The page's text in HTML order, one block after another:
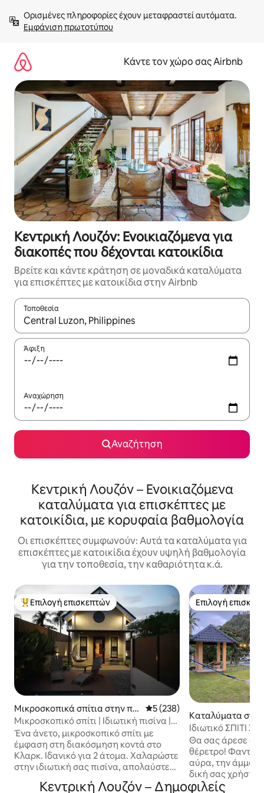
στο
περιεχόμενοΕμφάνιση πρωτοτύπου
Κάντε τον χώρο σας Airbnb
Κεντρική Λουζόν: Ενοικιαζόμενα για
διακοπές που δέχονται κατοικίδια
Βρείτε και κάντε κράτηση σε μοναδικά καταλύματα
για επισκέπτες με κατοικίδια στην Airbnb
Τοποθεσία
Όταν τα αποτελέσματα είναι διαθέσιμα, μπορείτε να
Άφιξη
Αναχώρηση
Αναζήτηση
Κεντρική Λουζόν – Ενοικιαζόμενα
καταλύματα για επισκέπτες με
κατοικίδια, με κορυφαία βαθμολογία
Οι επισκέπτες συμφωνούν: Αυτά τα καταλύματα για
επισκέπτες με κατοικίδια έχουν υψηλή βαθμολογία
για την τοποθεσία, την καθαριότητα κ.ά.
Κορυφαία επιλογή επισκεπτών
Επιλογή επισκεπτών
Μικροσκοπικά σπίτια στην πό
λη Concepcion
Μέση βαθμολογία: 5 στα 5,
5 (238)
Μικροσκοπικό σπίτι | Ιδιωτική πισίνα |
Κοντά στο Clark | Υπέρδιπλο κρεβάτι
Ένα άνετο, μικροσκοπικό σπίτι με
έμφαση στη διακόσμηση κοντά στο
Κλαρκ. Ιδανικό για 2 άτομα. Χαλαρώστε
στην ιδιωτική σας πισίνα, απολαύστε
ήρεμα πρωινά και χαλαρώστε σε έναν
προσεκτικά σχεδιασμένο χώρο για
Επιλογή
Επιλογή
Καταλύματα
nta
Ιδιωτικό ΣΠΊΤΙ
ΠΙΣΊΝΑ, Real
Θα σας άρεσε
θέρετρο!
αύρα, την άμμο
δική σας χρήση. Ιδιωτική παραλία με
Κεντρική Λουζόν – Δημοφιλείς